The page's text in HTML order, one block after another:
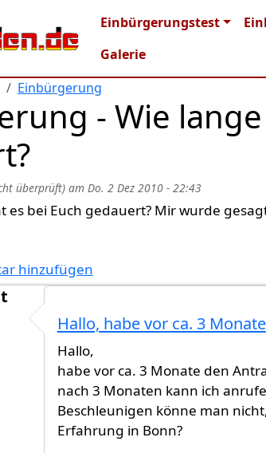
Main
Einbürgerungstest
Galerie
Einbürgerung
- Wie
überprüft) am Do. 2 Dez 2010 - 22:43
es bei Euch gedauert? Mir wurde
hinzufügen
Hallo, habe vor ca. 3 Monate
Hallo,
habe vor ca. 3 Monate den
nach 3 Monaten kann ich
Beschleunigen könne man
Erfahrung in Bonn?